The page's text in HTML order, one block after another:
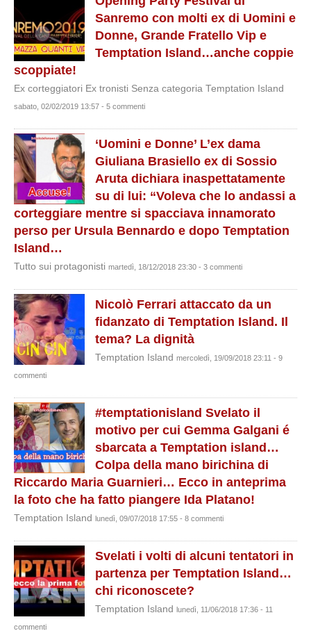
Sanremo con molti ex di Uomini e
Donne, Grande Fratello Vip e
Temptation Island…anche coppie
scoppiate!
Ex corteggiatori Ex tronisti Senza categoria Temptation Island
sabato, 02/02/2019 13:57 - 5 commenti
‘Uomini e Donne’ L’ex dama
Giuliana Brasiello ex di Sossio
Aruta dichiara inaspettatamente
su di lui: “Voleva che lo andassi a
corteggiare mentre si spacciava innamorato
perso per Ursula Bennardo e dopo Temptation
Island…
Tutto sui protagonisti martedì, 18/12/2018 23:30 - 3 commenti
Nicolò Ferrari attaccato da un
fidanzato di Temptation Island. Il
tema? La dignità
Temptation Island mercoledì, 19/09/2018 23:11 - 9
commenti
#temptationisland Svelato il
motivo per cui Gemma Galgani é
sbarcata a Temptation island…
Colpa della mano birichina di
Riccardo Maria Guarnieri… Ecco in anteprima
la foto che ha fatto piangere Ida Platano!
Temptation Island lunedì, 09/07/2018 17:55 - 8 commenti
Svelati i volti di alcuni tentatori in
partenza per Temptation Island…
chi riconoscete?
Temptation Island lunedì, 11/06/2018 17:36 - 11
commenti